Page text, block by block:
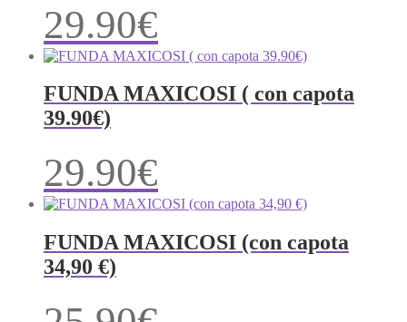
29.90€
FUNDA MAXICOSI ( con capota
39.90€)
29.90€
FUNDA MAXICOSI (con capota
34,90 €)